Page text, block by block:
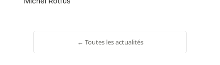
← Toutes les actualités